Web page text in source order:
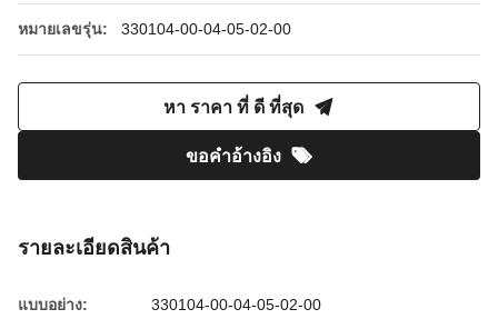
หมายเลขรุ่น: 330104-00-04-05-02-00
หา ราคา ที่ ดี ที่สุด
ขอคําอ้างอิง
รายละเอียดสินค้า
แบบอย่าง: 330104-00-04-05-02-00